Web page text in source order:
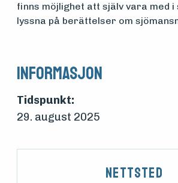
finns möjlighet att själv vara med i
lyssna på berättelser om
Informasjon
Tidspunkt:
29. august 2025
Nettsted